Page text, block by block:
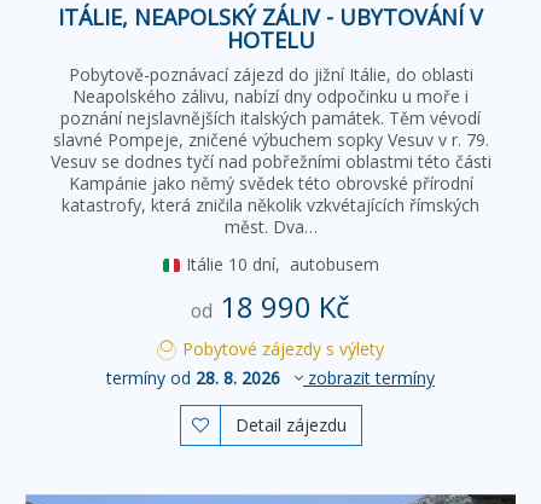
ITÁLIE, NEAPOLSKÝ ZÁLIV - UBYTOVÁNÍ V
HOTELU
Pobytově-poznávací zájezd do jižní Itálie, do oblasti
Neapolského zálivu, nabízí dny odpočinku u moře i
poznání nejslavnějších italských památek. Těm vévodí
slavné Pompeje, zničené výbuchem sopky Vesuv v r. 79.
Vesuv se dodnes tyčí nad pobřežními oblastmi této části
Kampánie jako němý svědek této obrovské přírodní
katastrofy, která zničila několik vzkvétajících římských
měst. Dva…
Itálie 10 dní, autobusem
od 18 990 Kč
Pobytové zájezdy s výlety
termíny od 28. 8. 2026 zobrazit termíny
 Detail zájezdu